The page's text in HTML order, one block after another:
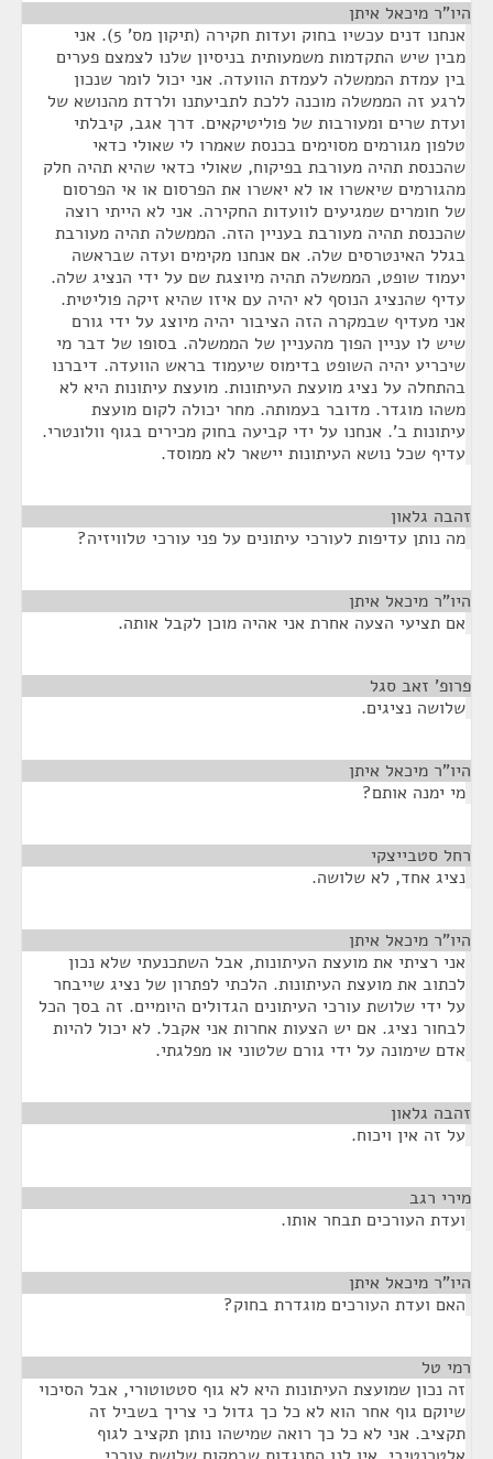
היו"ר מיכאל איתן
אנחנו דנים עכשיו בחוק ועדות חקירה (תיקון מס' 5). אני
מבין שיש התקדמות משמעותית בניסיון שלנו לצמצם פערים
בין עמדת הממשלה לעמדת הוועדה. אני יכול לומר שנכון
לרגע זה הממשלה מוכנה ללכת לתביעתנו ולרדת מהנושא של
ועדת שרים ומעורבות של פוליטיקאים. דרך אגב, קיבלתי
טלפון מגורמים מסוימים בכנסת שאמרו לי שאולי כדאי
שהכנסת תהיה מעורבת בפיקוח, שאולי כדאי שהיא תהיה חלק
מהגורמים שיאשרו או לא יאשרו את הפרסום או אי הפרסום
של חומרים שמגיעים לוועדות החקירה. אני לא הייתי רוצה
שהכנסת תהיה מעורבת בעניין הזה. הממשלה תהיה מעורבת
בגלל האינטרסים שלה. אם אנחנו מקימים ועדה שבראשה
יעמוד שופט, הממשלה תהיה מיוצגת שם על ידי הנציג שלה.
עדיף שהנציג הנוסף לא יהיה עם איזו שהיא זיקה פוליטית.
אני מעדיף שבמקרה הזה הציבור יהיה מיוצג על ידי גורם
שיש לו עניין הפוך מהעניין של הממשלה. בסופו של דבר מי
שיכריע יהיה השופט בדימוס שיעמוד בראש הוועדה. דיברנו
בהתחלה על נציג מועצת העיתונות. מועצת עיתונות היא לא
משהו מוגדר. מדובר בעמותה. מחר יכולה לקום מועצת
עיתונות ב'. אנחנו על ידי קביעה בחוק מכירים בגוף וולונטרי.
עדיף שכל נושא העיתונות יישאר לא ממוסד.
זהבה גלאון
מה נותן עדיפות לעורכי עיתונים על פני עורכי טלוויזיה?
היו"ר מיכאל איתן
אם תציעי הצעה אחרת אני אהיה מוכן לקבל אותה.
פרופ' זאב סגל
שלושה נציגים.
היו"ר מיכאל איתן
מי ימנה אותם?
רחל סטבייצקי
נציג אחד, לא שלושה.
היו"ר מיכאל איתן
אני רציתי את מועצת העיתונות, אבל השתכנעתי שלא נכון
לכתוב את מועצת העיתונות. הלכתי לפתרון של נציג שייבחר
על ידי שלושת עורכי העיתונים הגדולים היומיים. זה בסך הכל
לבחור נציג. אם יש הצעות אחרות אני אקבל. לא יכול להיות
אדם שימונה על ידי גורם שלטוני או מפלגתי.
זהבה גלאון
על זה אין ויכוח.
מירי רגב
ועדת העורכים תבחר אותו.
היו"ר מיכאל איתן
האם ועדת העורכים מוגדרת בחוק?
רמי טל
זה נכון שמועצת העיתונות היא לא גוף סטטוטורי, אבל הסיכוי
שיוקם גוף אחר הוא לא כל כך גדול כי צריך בשביל זה
תקציב. אני לא כל כך רואה שמישהו נותן תקציב לגוף